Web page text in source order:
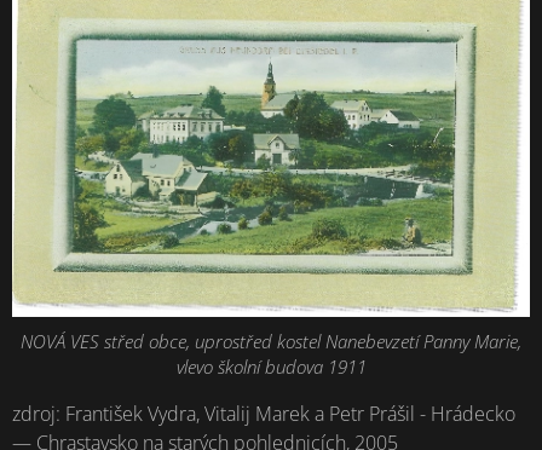
NOVÁ VES střed obce, uprostřed kostel Nanebevzetí Panny Marie,
vlevo školní budova 1911
zdroj: František Vydra, Vitalij Marek a Petr Prášil - Hrádecko
— Chrastavsko na starých pohlednicích, 2005